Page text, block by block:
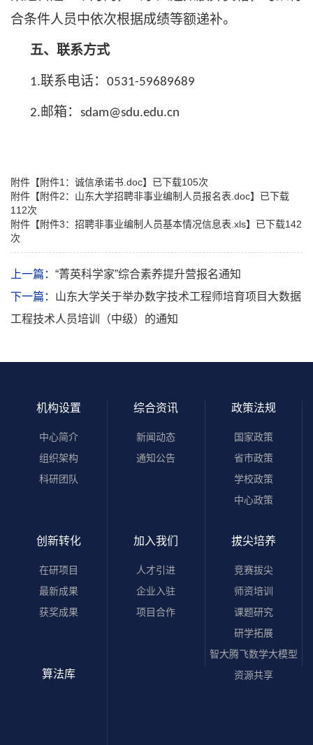
合条件人员中依次根据成绩等额递补。
五、联系方式
1.联系电话： 0531-59689689
2.邮箱： sdam@sdu.edu.cn
附件【附件1：诚信承诺书.doc】已下载105次
附件【附件2：山东大学招聘非事业编制人员报名表.doc】已下载
112次
附件【附件3：招聘非事业编制人员基本情况信息表.xls】已下载142
次
上一篇： “菁英科学家”综合素养提升营报名通知
下一篇： 山东大学关于举办数字技术工程师培育项目大数据
工程技术人员培训（中级）的通知
机构设置
中心简介
组织架构
科研团队
综合资讯
新闻动态
通知公告
政策法规
国家政策
省市政策
学校政策
中心政策
创新转化
在研项目
最新成果
获奖成果
加入我们
人才引进
企业入驻
项目合作
拔尖培养
竞赛拔尖
师资培训
课题研究
研学拓展
智大腾飞数学大模型
资源共享
算法库